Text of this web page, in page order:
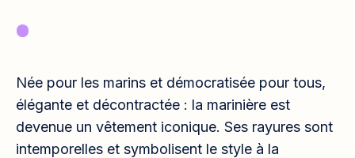
Née pour les marins et démocratisée pour tous,
élégante et décontractée : la marinière est
devenue un vêtement iconique. Ses rayures sont
intemporelles et symbolisent le style à la